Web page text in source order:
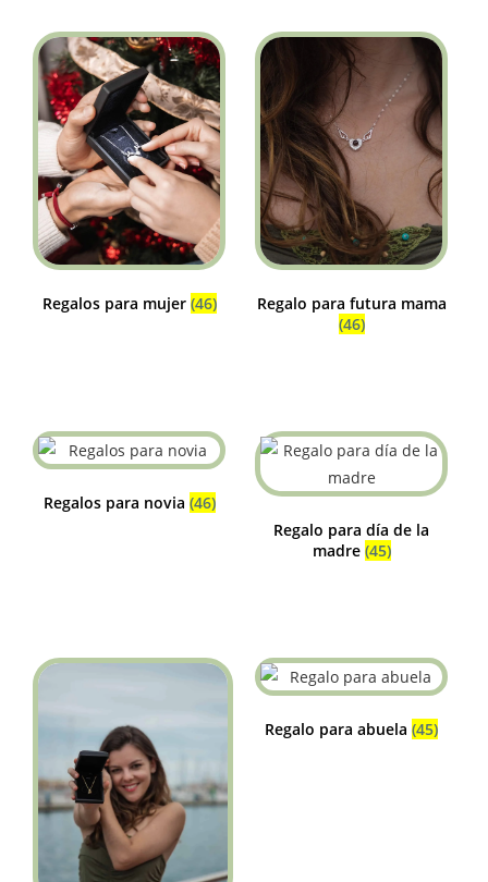
Regalos para mujer (46)
Regalo para futura mama
(46)
Regalos para novia (46)
Regalo para día de la
madre (45)
Regalo para abuela (45)